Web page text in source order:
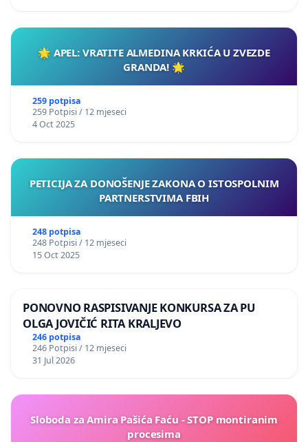
🌟 APEL: VRATITE ALMEDINA KRKIĆA U ZVEZDE
GRANDA! 🌟
259 potpisa
259 Potpisi / 12 mjeseci
4 Oct 2025
PETICIJA ZA DONOŠENJE ZAKONA O ISTOSPOLNIM
PARTNERSTVIMA FBIH
248 potpisa
248 Potpisi / 12 mjeseci
15 Oct 2025
PONOVNO RASPISIVANJE KONKURSA ZA PU
OLGA JOVIČIĆ RITA KRALJEVO
246 potpisa
246 Potpisi / 12 mjeseci
31 Jul 2026
Sloboda za Amira Pašića Faću - STOP montiranim
procesima